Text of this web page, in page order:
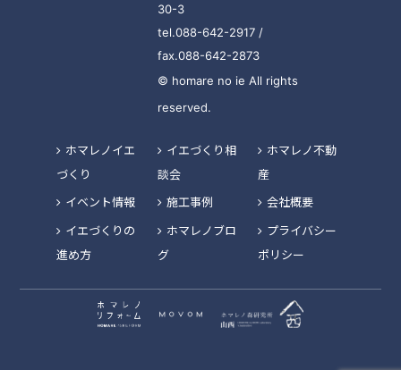
30-3
tel.088-642-2917 /
fax.088-642-2873
© homare no ie All rights
reserved.
ホマレノイエ
づくり
イベント情報
イエづくりの
進め方
イエづくり相
談会
施工事例
ホマレノブロ
グ
ホマレノ不動
産
会社概要
プライバシー
ポリシー